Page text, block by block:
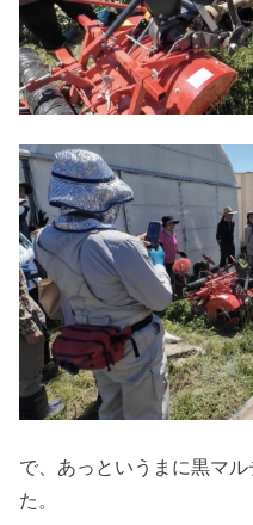
で、あっというまに黒マ
た。